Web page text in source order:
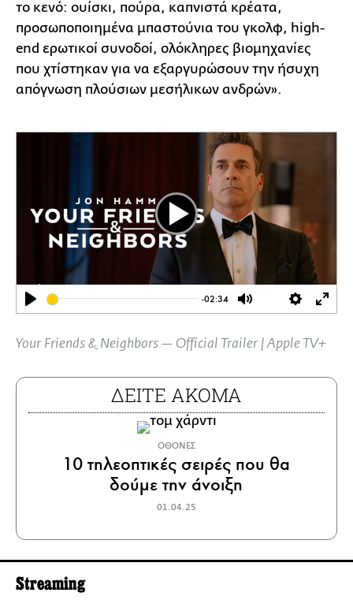
το κενό: ουίσκι, πούρα, καπνιστά κρέατα,
προσωποποιημένα μπαστούνια του γκολφ, high-
end ερωτικοί συνοδοί, ολόκληρες βιομηχανίες
που χτίστηκαν για να εξαργυρώσουν την ήσυχη
απόγνωση πλούσιων μεσήλικων ανδρών».
Play
-02:34
Mute Settings
Play
Your Friends & Neighbors — Official Trailer | Apple TV+
ΔΕΙΤΕ ΑΚΟΜΑ
ΟΘΟΝΕΣ
10 τηλεοπτικές σειρές που θα
δούμε την άνοιξη
01.04.25
Streaming